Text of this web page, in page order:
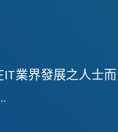
IT業界發展之人士而